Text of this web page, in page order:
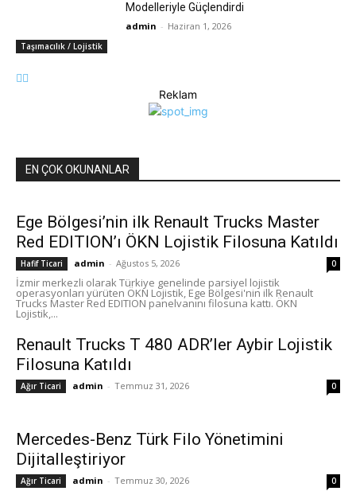
Taşımacılık / Lojistik
Modelleriyle Güçlendirdi
admin - Haziran 1, 2026
Reklam
EN ÇOK OKUNANLAR
Ege Bölgesi’nin ilk Renault Trucks Master
Red EDITION’ı ÖKN Lojistik Filosuna Katıldı
Hafif Ticari admin - Ağustos 5, 2026 0
İzmir merkezli olarak Türkiye genelinde parsiyel lojistik
operasyonları yürüten ÖKN Lojistik, Ege Bölgesi'nin ilk Renault
Trucks Master Red EDITION panelvanını filosuna kattı. ÖKN
Lojistik,...
Renault Trucks T 480 ADR’ler Aybir Lojistik
Filosuna Katıldı
Ağır Ticari admin - Temmuz 31, 2026 0
Mercedes-Benz Türk Filo Yönetimini
Dijitalleştiriyor
Ağır Ticari admin - Temmuz 30, 2026 0